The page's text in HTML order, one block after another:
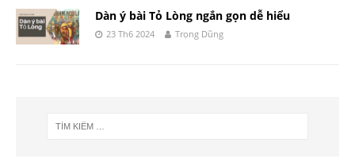
Dàn ý bài Tỏ Lòng ngắn gọn dễ hiểu
23 Th6 2024 Trọng Dũng